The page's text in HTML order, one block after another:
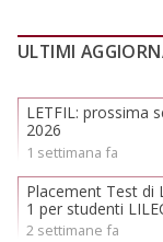
ULTIMI
LETFIL: prossima sessione del test di verifica | 8 settembre
2026
1 settimana fa
Placement Test di Linguistica e traduzione della lingua inglese
1 per studenti
2 settimane fa